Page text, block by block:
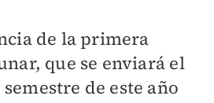
de la primera
que se enviará el
de este año